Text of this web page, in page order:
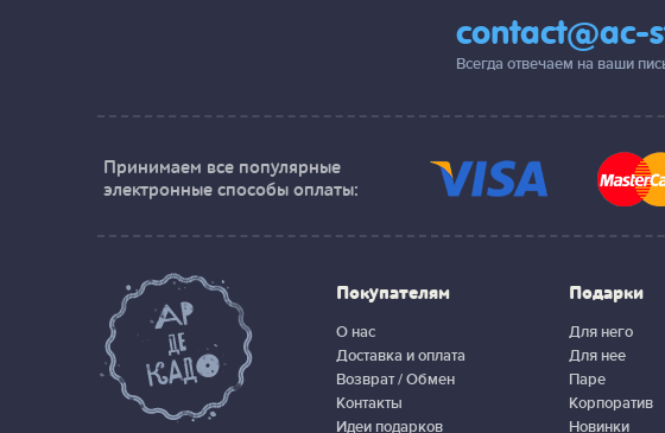
contact@ac-
Всегда отвечаем на ваши
Принимаем все популярные
электронные способы оплаты:
Покупателям
О нас
Доставка и оплата
Возврат / Обмен
Контакты
Идеи подарков
Подарки
Для него
Для нее
Паре
Корпоратив
Новинки